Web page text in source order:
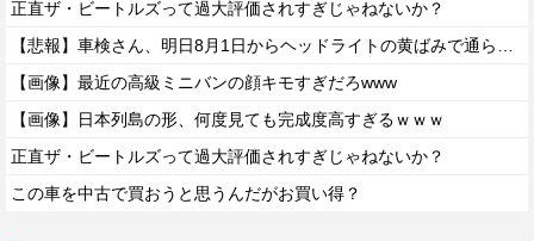
正直ザ・ビートルズって過大評価されすぎじゃねないか？
【画像】最近の高級ミニバンの顔キモすぎだろwww
【画像】日本列島の形、何度見ても完成度高すぎるｗｗｗ
正直ザ・ビートルズって過大評価されすぎじゃねないか？
この車を中古で買おうと思うんだがお買い得？